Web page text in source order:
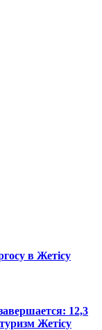
в Жетісу
12,3
Жетісу